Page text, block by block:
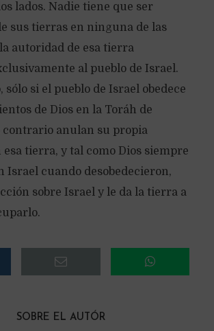
lados. Nadie tiene que ser
sus tierras en ninguna de las
autoridad de esa tierra
al pueblo de Israel.
sólo si el pueblo de Israel obedece
de Dios en la Toráh de
contrario anulan su propia
tierra, y tal como Dios siempre
Israel cuando desobedecieron,
sobre Israel y le da la tierra a
SOBRE EL AUTÓR